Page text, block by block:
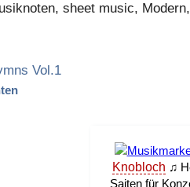
sheet music,
Vol.1